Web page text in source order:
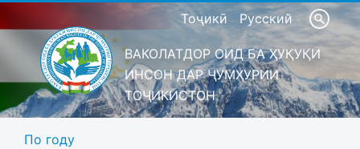
Тоҷикӣ Русский
ВАКОЛАТДОР ОИД БА ҲУҚУҚИ
ИНСОН ДАР ҶУМҲУРИИ
ТОҶИКИСТОН
По году